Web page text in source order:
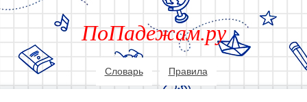
ПоПадежам.ру
Словарь Правила